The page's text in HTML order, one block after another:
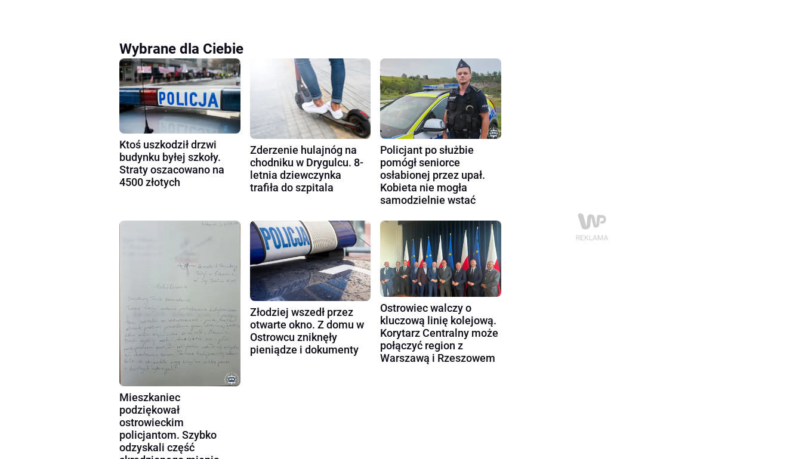
Wybrane dla Ciebie
Ktoś uszkodził drzwi
budynku byłej szkoły.
Straty oszacowano na
4500 złotych
Zderzenie hulajnóg na
chodniku w Drygulcu. 8-
letnia dziewczynka
trafiła do szpitala
Policjant po służbie
pomógł seniorce
osłabionej przez upał.
Kobieta nie mogła
samodzielnie wstać
Mieszkaniec
podziękował
ostrowieckim
policjantom. Szybko
odzyskali część
Złodziej wszedł przez
otwarte okno. Z domu w
Ostrowcu zniknęły
pieniądze i dokumenty
Ostrowiec walczy o
kluczową linię kolejową.
Korytarz Centralny może
połączyć region z
Warszawą i Rzeszowem